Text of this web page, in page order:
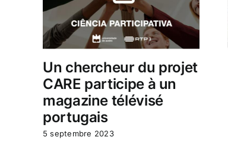
Un chercheur du projet
CARE participe à un
magazine télévisé
portugais
5 septembre 2023